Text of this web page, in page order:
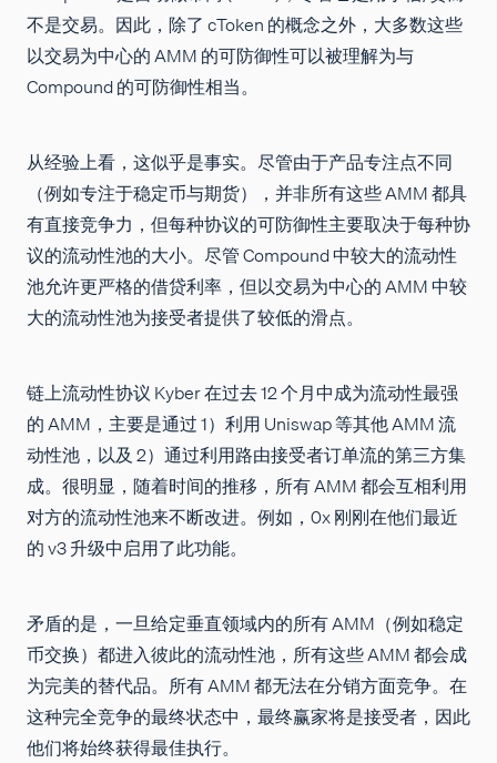
不是交易。因此，除了 cToken 的概念之外，大多数这些
以交易为中心的 AMM 的可防御性可以被理解为与
Compound 的可防御性相当。
从经验上看，这似乎是事实。尽管由于产品专注点不同
（例如专注于稳定币与期货），并非所有这些 AMM 都具
有直接竞争力，但每种协议的可防御性主要取决于每种协
议的流动性池的大小。尽管 Compound 中较大的流动性
池允许更严格的借贷利率，但以交易为中心的 AMM 中较
大的流动性池为接受者提供了较低的滑点。
链上流动性协议 Kyber 在过去 12 个月中成为流动性最强
的 AMM，主要是通过 1）利用 Uniswap 等其他 AMM 流
动性池，以及 2）通过利用路由接受者订单流的第三方集
成。很明显，随着时间的推移，所有 AMM 都会互相利用
对方的流动性池来不断改进。例如，0x 刚刚在他们最近
的 v3 升级中启用了此功能。
矛盾的是，一旦给定垂直领域内的所有 AMM（例如稳定
币交换）都进入彼此的流动性池，所有这些 AMM 都会成
为完美的替代品。所有 AMM 都无法在分销方面竞争。在
这种完全竞争的最终状态中，最终赢家将是接受者，因此
他们将始终获得最佳执行。